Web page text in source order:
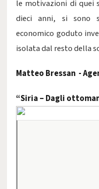
le motivazioni di quei
dieci anni, si sono
economico goduto
isolata dal resto della
Matteo Bressan -
“Siria – Dagli